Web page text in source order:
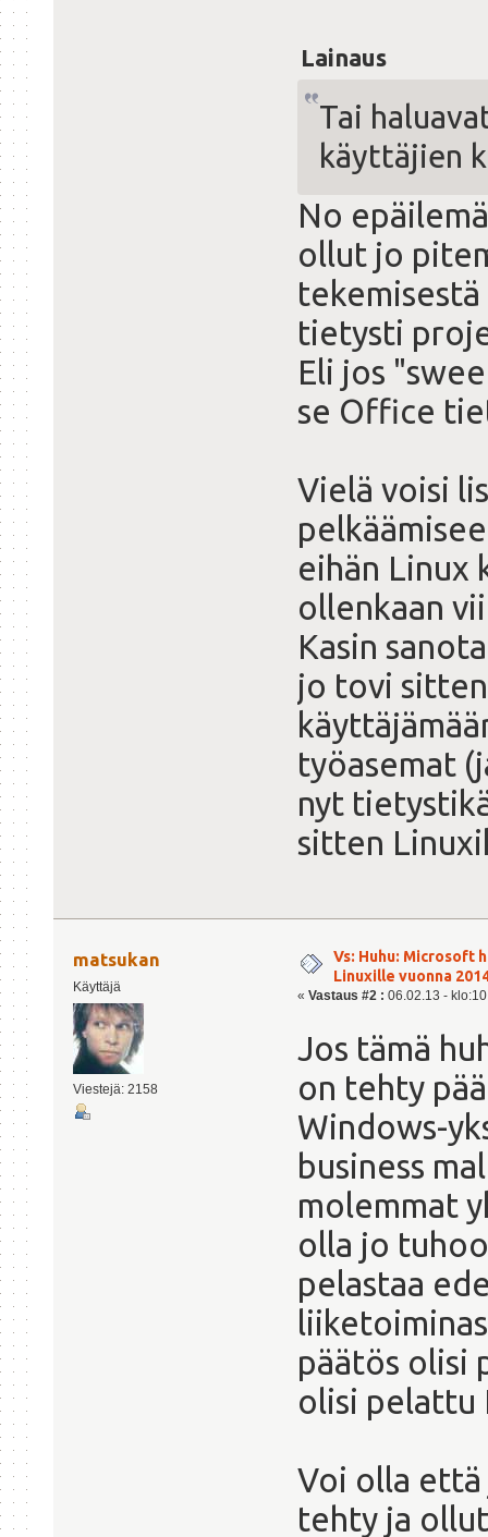
Lainaus
Tai
käyttäjien
No
ollut jo
tietysti
Eli jos
se Office
Vielä voisi
eihän Linux
ollenkaan
Kasin
jo tovi
työasemat
nyt
sitten
matsukan
Käyttäjä
Viestejä: 2158
Vs: Huhu: Microsoft
Linuxille vuonna
« Vastaus #2 : 06.02.13 -
Jos tämä
on tehty
Windows-
business
molemmat
olla jo
pelastaa
päätös olisi
olisi pelattu
Voi olla
tehty ja